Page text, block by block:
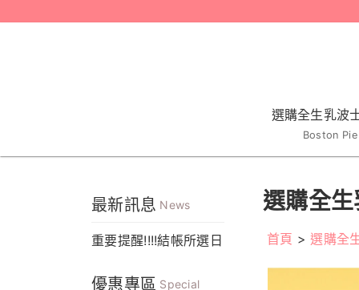
選購全生乳波
Boston Pie
最新訊息 News
重要提醒!!!!結帳所選日
出貨後預計1-3個工作
優惠專區 Special
選購全
首頁 >選購全